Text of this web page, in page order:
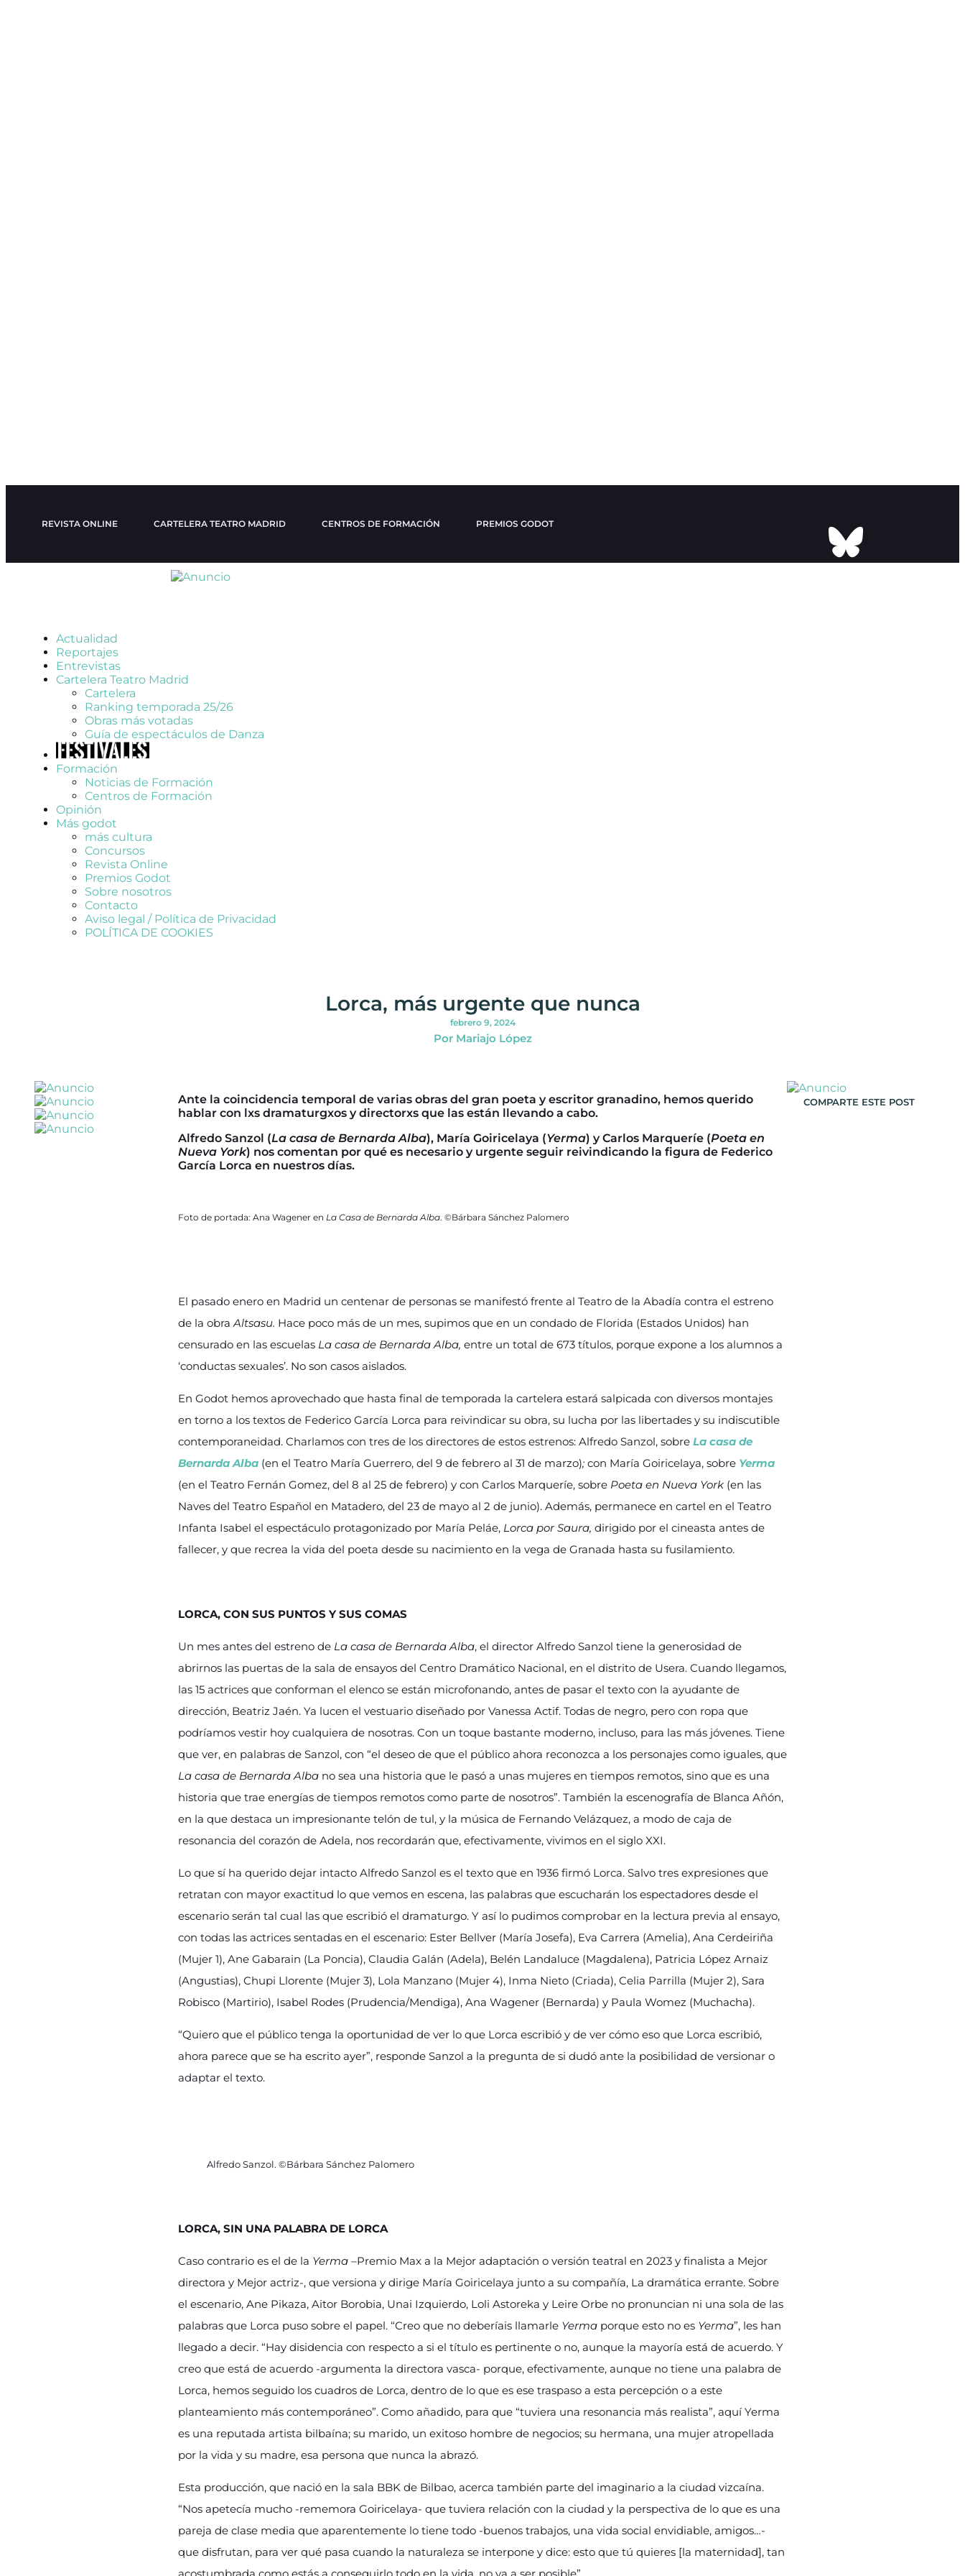
REVISTA ONLINE CARTELERA TEATRO MADRID CENTROS DE FORMACIÓN PREMIOS GODOT
Actualidad
Reportajes
Entrevistas
Cartelera Teatro Madrid
Cartelera
Ranking temporada 25/26
Obras más votadas
Guía de espectáculos de Danza
Formación
Noticias de Formación
Centros de Formación
Opinión
Más godot
más cultura
Concursos
Revista Online
Premios Godot
Sobre nosotros
Contacto
Aviso legal / Política de Privacidad
POLÍTICA DE COOKIES
Lorca, más urgente que nunca
febrero 9, 2024
Por Mariajo López
Ante la coincidencia temporal de varias obras del gran poeta y escritor granadino, hemos querido
hablar con lxs dramaturgxos y directorxs que las están llevando a cabo.
Alfredo Sanzol (La casa de Bernarda Alba), María Goiricelaya (Yerma) y Carlos Marqueríe (Poeta en
Nueva York) nos comentan por qué es necesario y urgente seguir reivindicando la figura de Federico
García Lorca en nuestros días.
Foto de portada: Ana Wagener en La Casa de Bernarda Alba. ©Bárbara Sánchez Palomero
El pasado enero en Madrid un centenar de personas se manifestó frente al Teatro de la Abadía contra el estreno
de la obraAltsasu. Hace poco más de un mes, supimos que en un condado de Florida (Estados Unidos) han
censurado en las escuelas La casa de Bernarda Alba, entre un total de 673 títulos, porque expone a los alumnos a
‘conductas sexuales’. No son casos aislados.
En Godot hemos aprovechado que hasta final de temporada la cartelera estará salpicada con diversos montajes
en torno a los textos de Federico García Lorca para reivindicar su obra, su lucha por las libertades y su indiscutible
contemporaneidad. Charlamos con tres de los directores de estos estrenos: Alfredo Sanzol, sobre La casa de
Bernarda Alba (en el Teatro María Guerrero, del 9 de febrero al 31 de marzo); con María Goiricelaya, sobre Yerma
(en el Teatro Fernán Gomez, del 8 al 25 de febrero) y con Carlos Marqueríe, sobre Poeta en Nueva York (en las
Naves del Teatro Español en Matadero, del 23 de mayo al 2 de junio). Además, permanece en cartel en el Teatro
Infanta Isabel el espectáculo protagonizado por María Peláe, Lorca por Saura, dirigido por el cineasta antes de
fallecer, y que recrea la vida del poeta desde su nacimiento en la vega de Granada hasta su fusilamiento.
LORCA, CON SUS PUNTOS Y SUS COMAS
Un mes antes del estreno de La casa de Bernarda Alba, el director Alfredo Sanzol tiene la generosidad de
abrirnos las puertas de la sala de ensayos del Centro Dramático Nacional, en el distrito de Usera. Cuando llegamos,
las 15 actrices que conforman el elenco se están microfonando, antes de pasar el texto con la ayudante de
dirección, Beatriz Jaén. Ya lucen el vestuario diseñado por Vanessa Actif. Todas de negro, pero con ropa que
podríamos vestir hoy cualquiera de nosotras. Con un toque bastante moderno, incluso, para las más jóvenes. Tiene
que ver, en palabras de Sanzol, con “el deseo de que el público ahora reconozca a los personajes como iguales, que
La casa de Bernarda Alba no sea una historia que le pasó a unas mujeres en tiempos remotos, sino que es una
historia que trae energías de tiempos remotos como parte de nosotros”. También la escenografía de Blanca Añón,
en la que destaca un impresionante telón de tul, y la música de Fernando Velázquez, a modo de caja de
resonancia del corazón de Adela, nos recordarán que, efectivamente, vivimos en el siglo XXI.
Lo que sí ha querido dejar intacto Alfredo Sanzol es el texto que en 1936 firmó Lorca. Salvo tres expresiones que
retratan con mayor exactitud lo que vemos en escena, las palabras que escucharán los espectadores desde el
escenario serán tal cual las que escribió el dramaturgo. Y así lo pudimos comprobar en la lectura previa al ensayo,
con todas las actrices sentadas en el escenario: Ester Bellver (María Josefa), Eva Carrera (Amelia), Ana Cerdeiriña
(Mujer 1), Ane Gabarain (La Poncia), Claudia Galán (Adela), Belén Landaluce (Magdalena), Patricia López Arnaiz
(Angustias), Chupi Llorente (Mujer 3), Lola Manzano (Mujer 4), Inma Nieto (Criada), Celia Parrilla (Mujer 2), Sara
Robisco (Martirio), Isabel Rodes (Prudencia/Mendiga), Ana Wagener (Bernarda) y Paula Womez (Muchacha).
“Quiero que el público tenga la oportunidad de ver lo que Lorca escribió y de ver cómo eso que Lorca escribió,
ahora parece que se ha escrito ayer”, responde Sanzol a la pregunta de si dudó ante la posibilidad de versionar o
adaptar el texto.
Alfredo Sanzol. ©Bárbara Sánchez Palomero
LORCA, SIN UNA PALABRA DE LORCA
Caso contrario es el de la Yerma –Premio Max a la Mejor adaptación o versión teatral en 2023 y finalista a Mejor
directora y Mejor actriz-, que versiona y dirige María Goiricelaya junto a su compañía, La dramática errante. Sobre
el escenario, Ane Pikaza, Aitor Borobia, Unai Izquierdo, Loli Astoreka y Leire Orbe no pronuncian ni una sola de las
palabras que Lorca puso sobre el papel. “Creo que no deberíais llamarle Yerma porque esto no es Yerma”, les han
llegado a decir. “Hay disidencia con respecto a si el título es pertinente o no, aunque la mayoría está de acuerdo. Y
creo que está de acuerdo -argumenta la directora vasca- porque, efectivamente, aunque no tiene una palabra de
Lorca, hemos seguido los cuadros de Lorca, dentro de lo que es ese traspaso a esta percepción o a este
planteamiento más contemporáneo”. Como añadido, para que “tuviera una resonancia más realista”, aquí Yerma
es una reputada artista bilbaína; su marido, un exitoso hombre de negocios; su hermana, una mujer atropellada
por la vida y su madre, esa persona que nunca la abrazó.
Esta producción, que nació en la sala BBK de Bilbao, acerca también parte del imaginario a la ciudad vizcaína.
“Nos apetecía mucho -rememora Goiricelaya- que tuviera relación con la ciudad y la perspectiva de lo que es una
pareja de clase media que aparentemente lo tiene todo -buenos trabajos, una vida social envidiable, amigos…-
que disfrutan, para ver qué pasa cuando la naturaleza se interpone y dice: esto que tú quieres [la maternidad], tan
COMPARTE ESTE POST